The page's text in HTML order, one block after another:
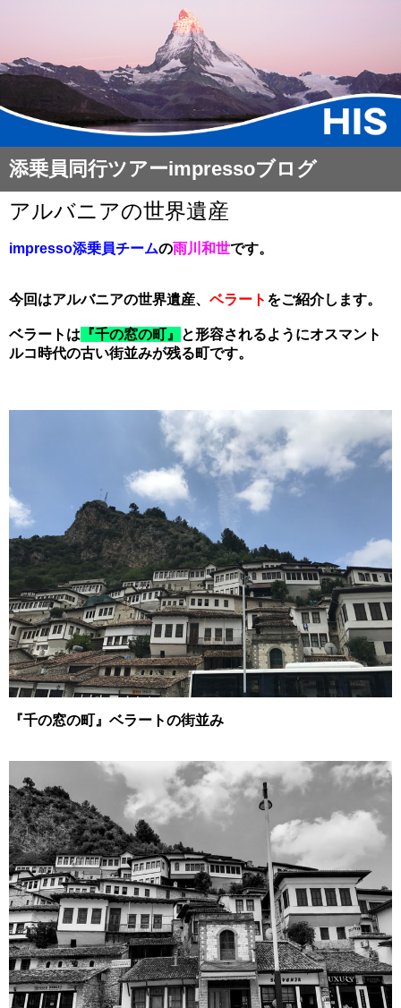
添乗員同行ツアーimpressoブログ
アルバニアの世界遺産
impresso添乗員チームの雨川和世です。
今回はアルバニアの世界遺産、 ベラート をご紹介します。
ベラートは 『千の窓の町』
と形容されるようにオスマント
ルコ時代の古い街並みが残る町です。
『千の窓の町』ベラートの街並み